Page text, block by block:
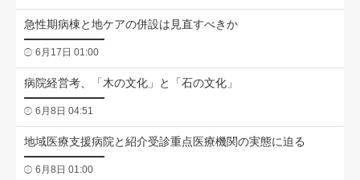
急性期病棟と地ケアの併設は見直すべきか
6月17日 01:00
病院経営考、「木の文化」と「石の文化」
6月8日 04:51
地域医療支援病院と紹介受診重点医療機関の実態に迫る
6月8日 01:00